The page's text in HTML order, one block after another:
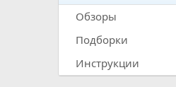
Обзоры
Подборки
Инструкции